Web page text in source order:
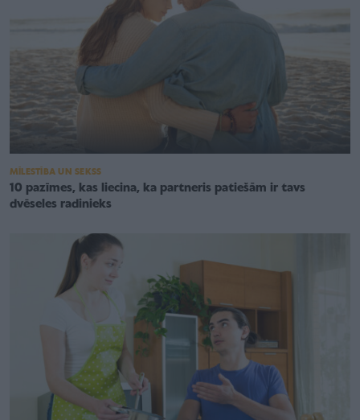
MĪLESTĪBA UN SEKSS
10 pazīmes, kas liecina, ka partneris patiešām ir tavs
dvēseles radinieks